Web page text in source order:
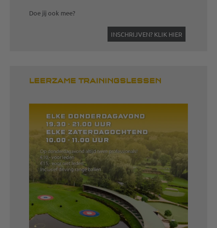
Doe jij ook mee?
INSCHRIJVEN? KLIK HIER
LEERZAME TRAININGSLESSEN